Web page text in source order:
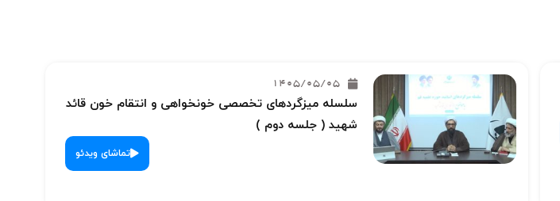
1405/05/05
سلسله میزگردهای تخصصی خونخواهی و انتقام خون قائد
شهید ( جلسه دوم )
تماشای ویدئو